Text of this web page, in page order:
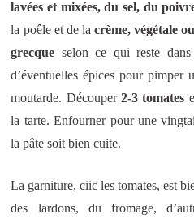
lavées et mixées, du sel, du
la poêle et de la crème, végétale
grecque selon ce qui reste
d’éventuelles épices pour pimper
moutarde. Découper2-3 tomates
la tarte. Enfourner pour une
la pâte soit bien cuite.
La garniture, ciic les tomates, est
des lardons, du fromage,